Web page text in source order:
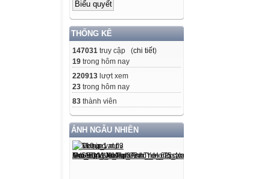
THỐNG KÊ
147031 truy cập (chi tiết)
19 trong hôm nay
220913 lượt xem
23 trong hôm nay
83 thành viên
ẢNH NGẪU NHIÊN